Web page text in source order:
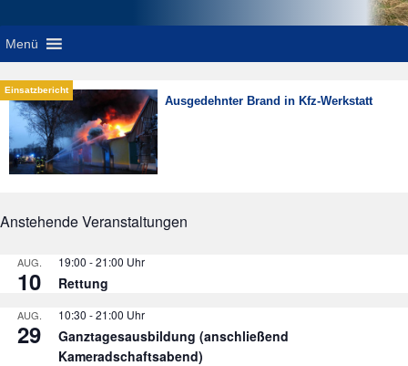
Menü
Ausgedehnter Brand in Kfz-Werkstatt
Anstehende Veranstaltungen
AUG.
10
19:00 -21:00
Rettung
AUG.
29
10:30 -21:00
Ganztagesausbildung (anschließend
Kameradschaftsabend)